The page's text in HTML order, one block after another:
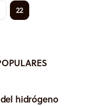
22
hidrógeno